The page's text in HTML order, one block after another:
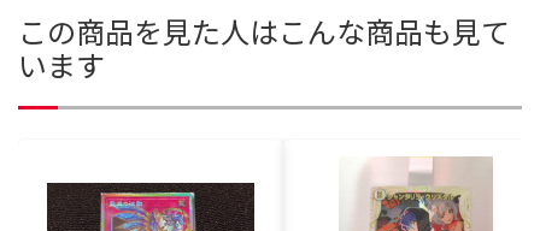
この商品を見た人はこんな商品も見て
います